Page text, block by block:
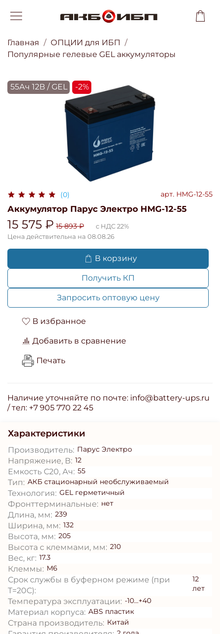
Главная
ОПЦИИ для ИБП
Популярные гелевые GEL аккумуляторы
55Ач 12В / GEL -2%
(0) арт. HMG-12-55
Аккумулятор Парус Электро HMG-12-55
15 575 ₽ 15 893 ₽
с НДС 22%
Цена действительна на 08.08.26
В корзину
Получить КП
Запросить оптовую цену
В избранное
Добавить в сравнение
Печать
Наличие уточняйте по почте: info@battery-ups.ru
/ тел: +7 905 770 22 45
Характеристики
Производитель: Парус Электро
Напряжение, В: 12
Емкость С20, Ач: 55
Тип: АКБ стационарный необслуживаемый
Технология: GEL герметичный
Фронттерминальные: нет
Длина, мм: 239
Ширина, мм: 132
Высота, мм: 205
Высота с клеммами, мм: 210
Вес, кг: 17.3
Клеммы: M6
Срок службы в буферном режиме (при
T=20С):
12
лет
Температура эксплуатации: -10...+40
Материал корпуса: ABS пластик
Страна производитель: Китай